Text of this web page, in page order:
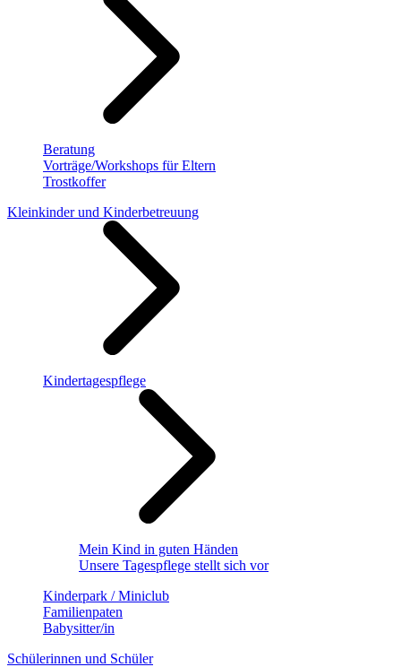
Beratung
Vorträge/Workshops für Eltern
Trostkoffer
Kleinkinder und Kinderbetreuung
Kindertagespflege
Mein Kind in guten Händen
Unsere Tagespflege stellt sich vor
Kinderpark / Miniclub
Familienpaten
Babysitter/in
Schülerinnen und Schüler